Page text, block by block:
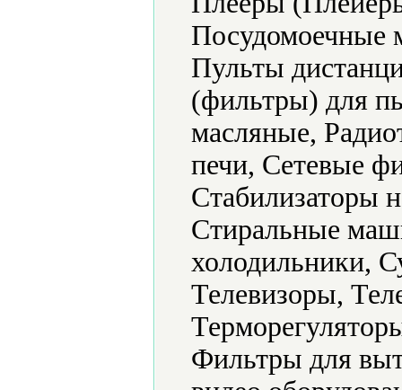
Посудомоечные
Пульты
(фильтры) для
масляные,
печи, Сетевые
Стабилизаторы
Стиральные
холодильники,
Телевизоры,
Фильтры для